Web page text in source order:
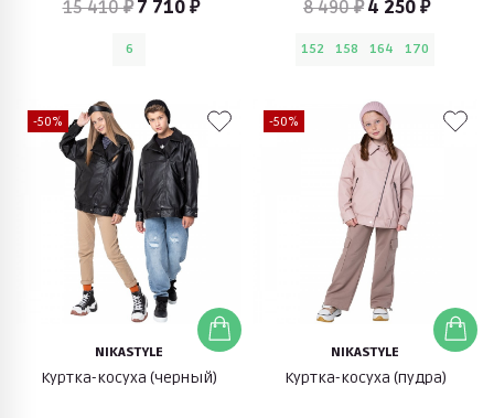
15 410 ₽ 7 710 ₽
6
8 490 ₽ 4 250 ₽
152 158 164 170
-50%
NIKASTYLE
Куртка-косуха (черный)
-50%
NIKASTYLE
Куртка-косуха (пудра)